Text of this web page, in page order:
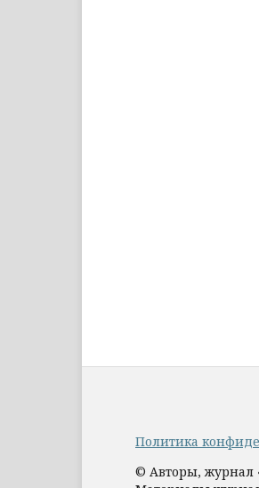
Политика
© Авторы, журнал